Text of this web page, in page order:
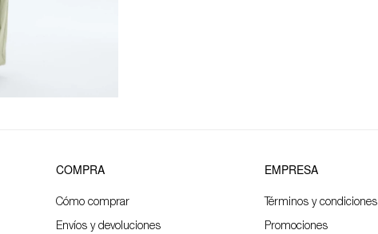
COMPRA
Cómo comprar
Envíos y devoluciones
EMPRESA
Términos y condiciones
Promociones